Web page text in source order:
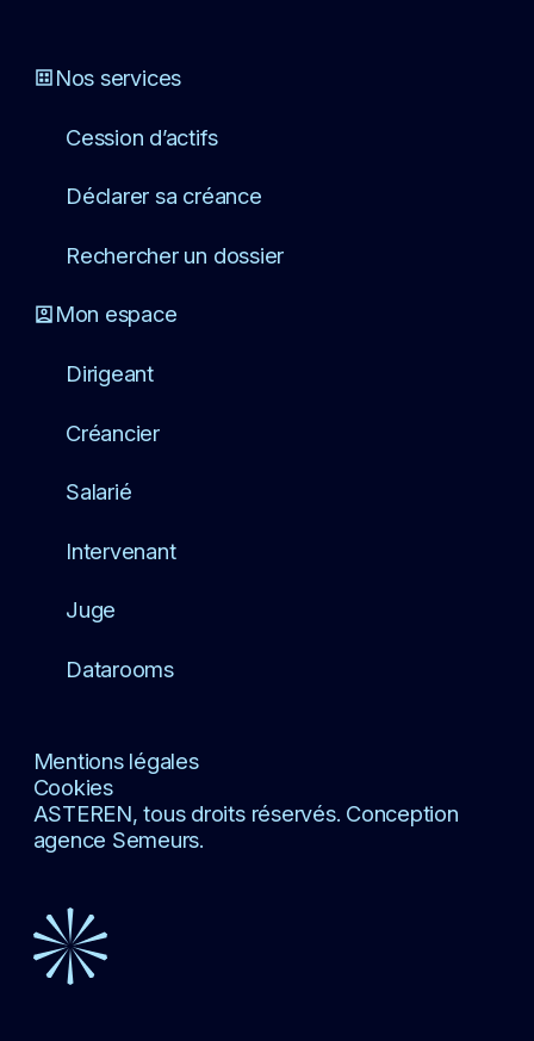
ASTEREN, tous droits réservés. Conception
agence Semeurs.
Mentions légales
Cookies
Nos services
Cession d’actifs
Déclarer sa créance
Rechercher un dossier
Mon espace
Dirigeant
Créancier
Salarié
Intervenant
Juge
Datarooms